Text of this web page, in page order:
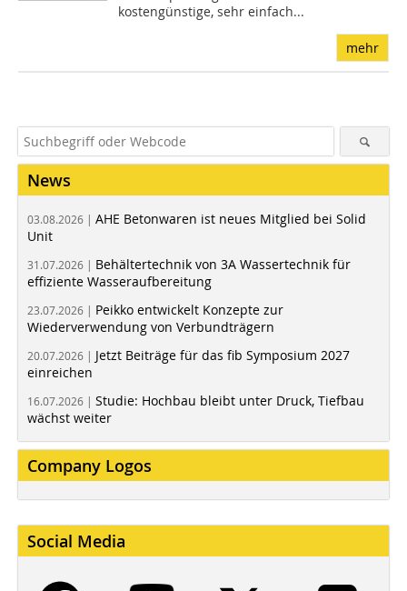
kostengünstige, sehr einfach...
mehr
News
03.08.2026 | AHE Betonwaren ist neues Mitglied bei Solid
Unit
31.07.2026 | Behältertechnik von 3A Wassertechnik für
effiziente Wasseraufbereitung
23.07.2026 | Peikko entwickelt Konzepte zur
Wiederverwendung von Verbundträgern
20.07.2026 | Jetzt Beiträge für das fib Symposium 2027
einreichen
16.07.2026 | Studie: Hochbau bleibt unter Druck, Tiefbau
wächst weiter
Company Logos
Social Media